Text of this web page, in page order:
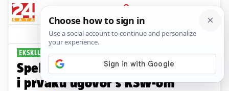
PRIJAVA
Sport Komentari
EKSKLUZIVNO: MMA TURNIR 'ARMAGEDON'
Spektakl u Zagrebu: '50 tisuća €
i prvaku ugovor s KSW-om'